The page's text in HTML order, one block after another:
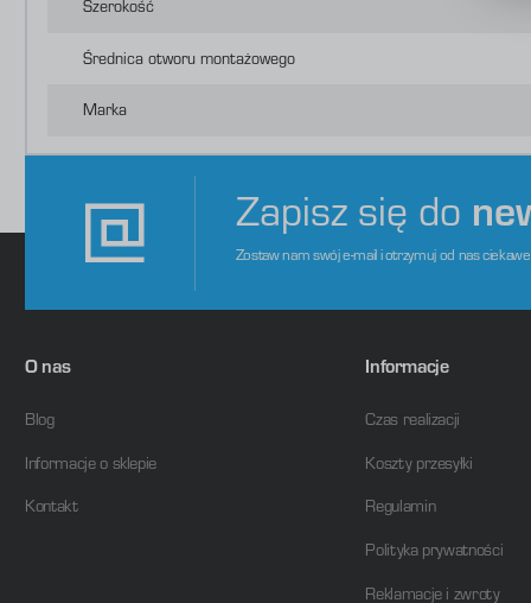
Szerokość
Średnica otworu montażowego
Marka
Zapisz się do
Zostaw nam swój e-mail i otrzymuj od nas
O nas
Blog
Informacje o sklepie
Kontakt
Informacje
Czas realizacji
Koszty przesyłki
Regulamin
Polityka prywatności
Reklamacje i zwroty